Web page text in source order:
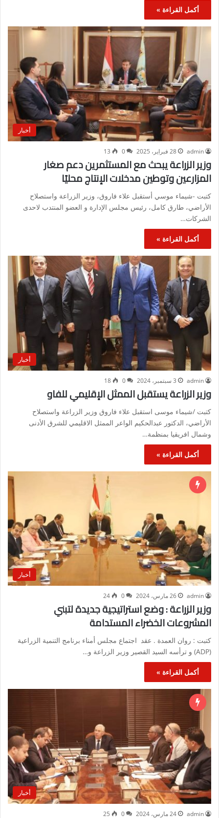
أكمل القراءة »
أخبار
admin 28 فبراير، 2025 0
13
وزير الزراعة يبحث مع المستثمرين دعم صغار
المزارعين وتوطين مدخلات الإنتاج محليًا
كتبت -شيماء موسي أستقبل علاء فاروق، وزير الزراعة واستصلاح
الأراضي، طارق كامل، رئيس مجلس الإدارة و العضو المنتدب لاحدى
الشركات…
أكمل القراءة »
أخبار
admin 3 سبتمبر، 2024 0
18
وزير الزراعة يستقبل الممثل الإقليمي للفاو
كتبت /شيماء موسى استقبل علاء فاروق وزير الزراعة واستصلاح
الأراضي، الدكتور عبدالحكيم الواعر الممثل الاقليمي للشرق الأدنى
وشمال افريقيا بمنظمة…
أكمل القراءة »
أخبار
admin 26 مارس، 2024 0
24
وزير الزراعة : وضع استراتيجية جديدة لتبني
المشروعات الخضراء المستدامة
كتبت : روان العمدة . عقد اجتماع مجلس أمناء برنامج التنمية الزراعية
(ADP) و ترأسه السيد القصير وزير الزراعة و…
أكمل القراءة »
أخبار
admin 24 مارس، 2024 0
25